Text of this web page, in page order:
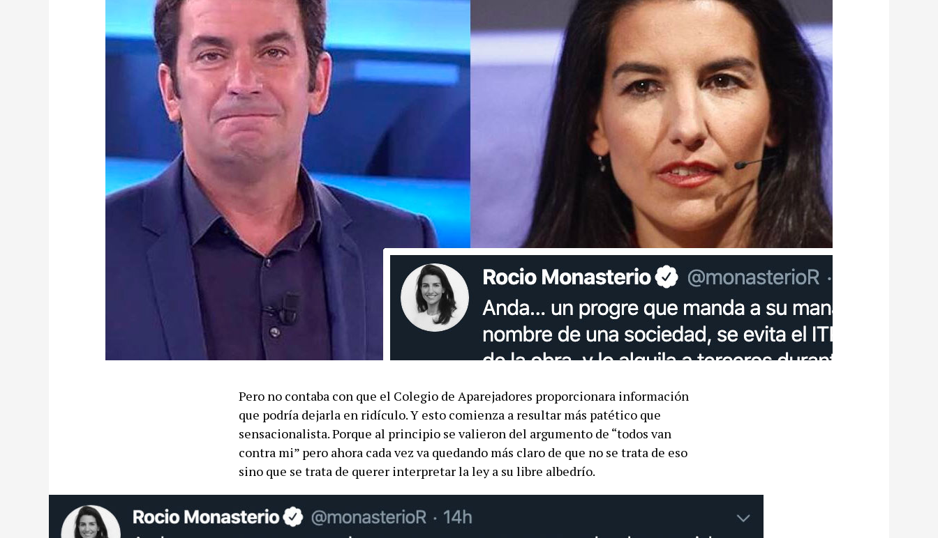
Pero no contaba con que el Colegio de Aparejadores proporcionara información
que podría dejarla en ridículo. Y esto comienza a resultar más patético que
sensacionalista. Porque al principio se valieron del argumento de “todos van
contra mi” pero ahora cada vez va quedando más claro de que no se trata de eso
sino que se trata de querer interpretar la ley a su libre albedrío.